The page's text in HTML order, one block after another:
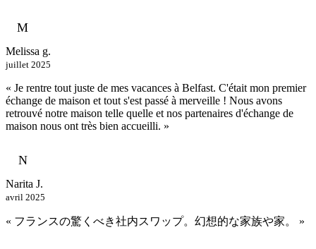
M
Melissa g.
juillet 2025
« Je rentre tout juste de mes vacances à Belfast. C'était mon premier
échange de maison et tout s'est passé à merveille ! Nous avons
retrouvé notre maison telle quelle et nos partenaires d'échange de
maison nous ont très bien accueilli. »
N
Narita J.
avril 2025
« フランスの驚くべき社内スワップ。幻想的な家族や家。 »